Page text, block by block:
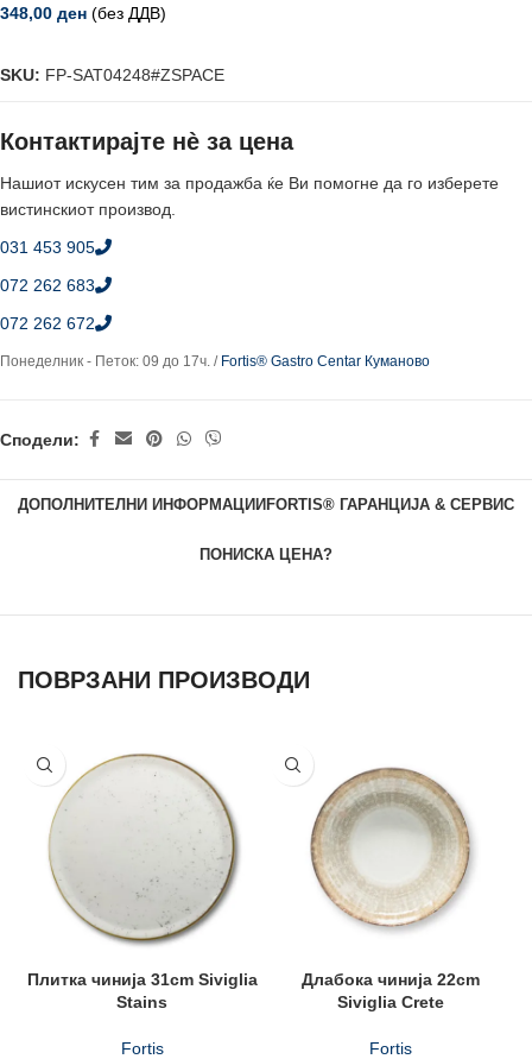
348,00 ден (без ДДВ)
SKU: FP-SAT04248#ZSPACE
Контактирајте нè за цена
Нашиот искусен тим за продажба ќе Ви помогне да го изберете
вистинскиот производ.
031 453 905
072 262 683
072 262 672
Понеделник - Петок: 09 до 17ч. / Fortis® Gastro Centar Куманово
Сподели:
ДОПОЛНИТЕЛНИ ИНФОРМАЦИИFORTIS® ГАРАНЦИЈА & СЕРВИС
ПОНИСКА ЦЕНА?
ПОВРЗАНИ ПРОИЗВОДИ
Плитка чинија 31cm Siviglia
Stains
Fortis
Длабока чинија 22cm
Siviglia Crete
Fortis